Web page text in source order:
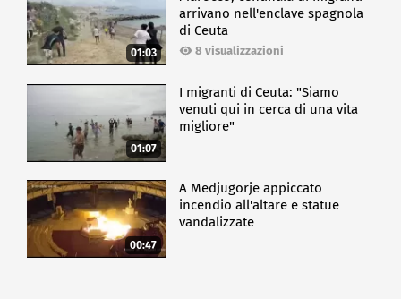
01:03
arrivano nell'enclave spagnola
di Ceuta
8 visualizzazioni
01:07
I migranti di Ceuta: "Siamo
venuti qui in cerca di una vita
migliore"
00:47
A Medjugorje appiccato
incendio all'altare e statue
vandalizzate